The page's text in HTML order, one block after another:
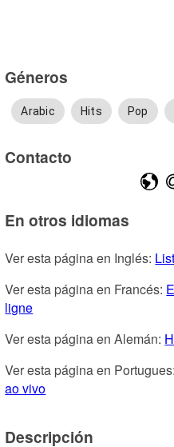
Géneros
Arabic Hits Pop
Contacto
En otros idiomas
Ver esta página en Inglés:
Ver esta página en Francés:
ligne
Ver esta página en Alemán:
Ver esta página en Portugues:
ao vivo
Descripción